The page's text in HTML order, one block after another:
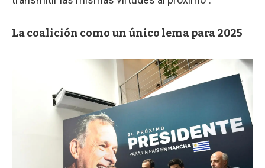
La coalición como un único lema para 2025